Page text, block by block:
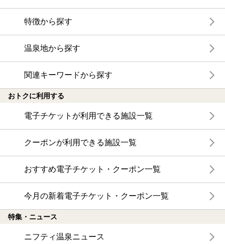
特徴から探す
温泉地から探す
関連キーワードから探す
おトクに利用する
電子チケットが利用できる施設一覧
クーポンが利用できる施設一覧
おすすめ電子チケット・クーポン一覧
今月の新着電子チケット・クーポン一覧
特集・ニュース
ニフティ温泉ニュース